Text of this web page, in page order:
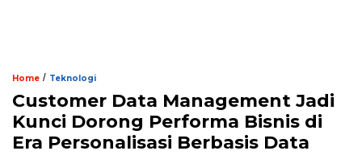
Home / Teknologi
Customer Data Management Jadi
Kunci Dorong Performa Bisnis di
Era Personalisasi Berbasis Data